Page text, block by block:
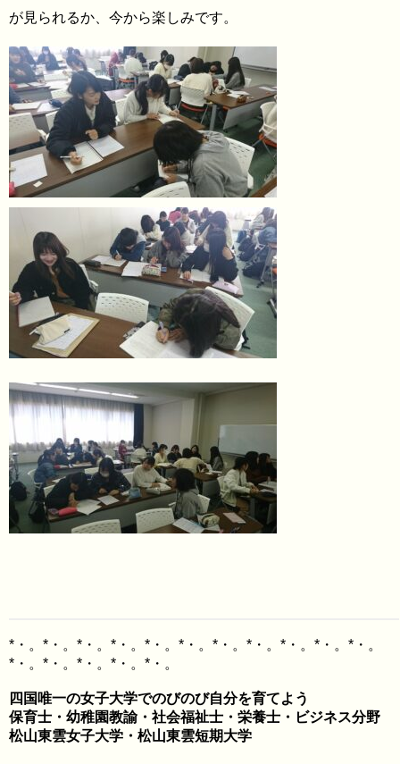
が見られるか、今から楽しみです。
*・。*・。*・。*・。*・。*・。*・。*・。*・。*・。*・。
四国唯一の女子大学でのびのび自分を育てよう
保育士・幼稚園教諭・社会福祉士・栄養士・ビジネス分野